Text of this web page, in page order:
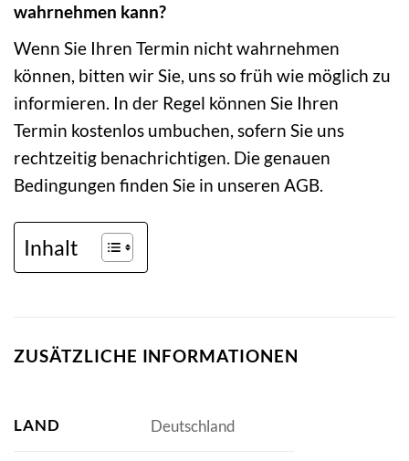
wahrnehmen kann?
Wenn Sie Ihren Termin nicht wahrnehmen
können, bitten wir Sie, uns so früh wie möglich zu
informieren. In der Regel können Sie Ihren
Termin kostenlos umbuchen, sofern Sie uns
rechtzeitig benachrichtigen. Die genauen
Bedingungen finden Sie in unseren AGB.
Inhalt
ZUSÄTZLICHE INFORMATIONEN
LAND Deutschland